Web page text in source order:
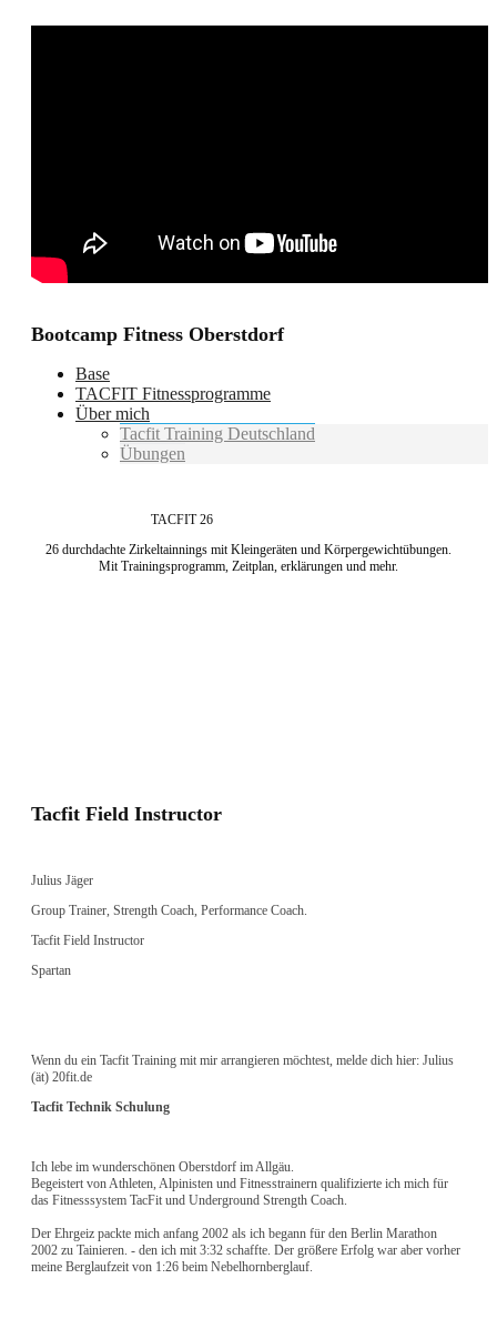
Bootcamp Fitness Oberstdorf
Base
TACFIT Fitnessprogramme
Über mich
Tacfit Training Deutschland
Übungen
TACFIT 26
26 durchdachte Zirkeltainnings mit Kleingeräten und Körpergewichtübungen.
Mit Trainingsprogramm, Zeitplan, erklärungen und mehr.
Tacfit Field Instructor
Julius Jäger
Group Trainer, Strength Coach, Performance Coach.
Tacfit Field Instructor
Spartan
Wenn du ein Tacfit Training mit mir arrangieren möchtest, melde dich hier: Julius
(ät) 20fit.de
Tacfit Technik Schulung
Ich lebe im wunderschönen Oberstdorf im Allgäu.
Begeistert von Athleten, Alpinisten und Fitnesstrainern qualifizierte ich mich für
das Fitnesssystem TacFit und Underground Strength Coach.
Der Ehrgeiz packte mich anfang 2002 als ich begann für den Berlin Marathon
2002 zu Tainieren. - den ich mit 3:32 schaffte. Der größere Erfolg war aber vorher
meine Berglaufzeit von 1:26 beim Nebelhornberglauf.